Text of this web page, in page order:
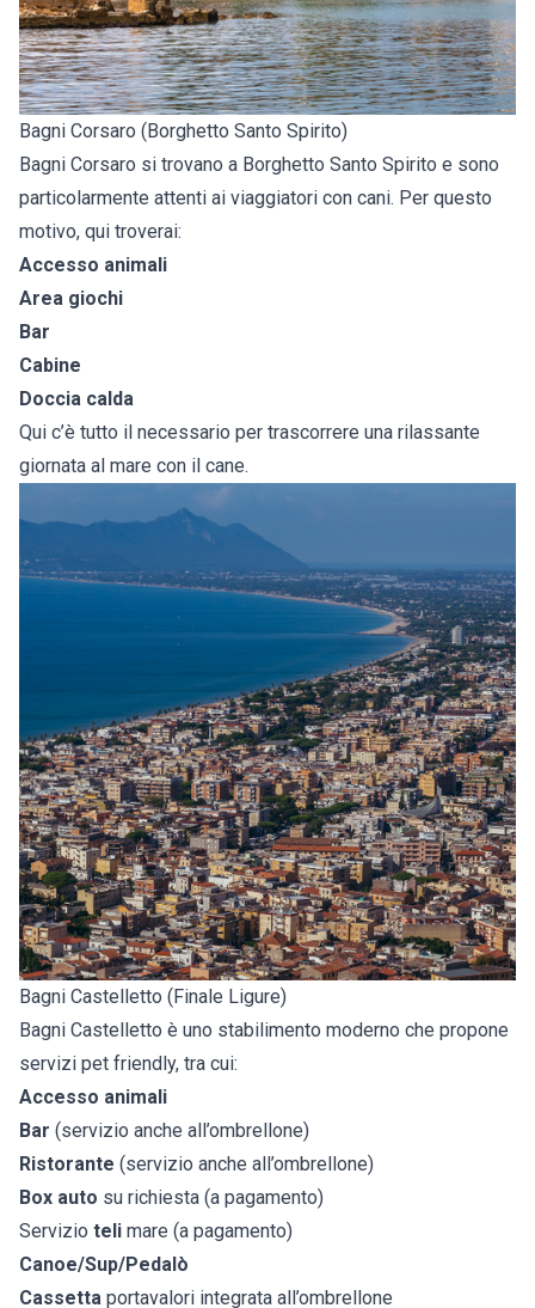
Bagni Corsaro (Borghetto Santo Spirito)
Bagni Corsaro si trovano a Borghetto Santo Spirito e sono
particolarmente attenti ai viaggiatori con cani. Per questo
motivo, qui troverai:
Accesso animali
Area giochi
Bar
Cabine
Doccia calda
Qui c’è tutto il necessario per trascorrere una rilassante
giornata al mare con il cane.
Bagni Castelletto (Finale Ligure)
Bagni Castelletto è uno stabilimento moderno che propone
servizi pet friendly, tra cui:
Accesso animali
Bar (servizio anche all’ombrellone)
Ristorante (servizio anche all’ombrellone)
Box auto su richiesta (a pagamento)
Servizio teli mare (a pagamento)
Canoe/Sup/Pedalò
Cassetta portavalori integrata all’ombrellone